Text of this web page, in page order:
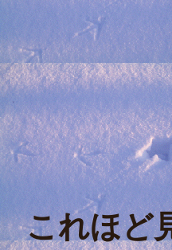
これほど